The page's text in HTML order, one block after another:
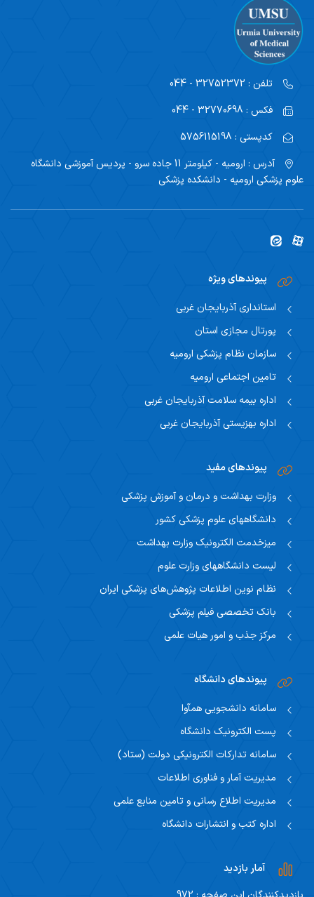
تلفن : 32752372 - 044
فکس : 32770698 - 044
کدپستی : 5756115198
آدرس :
ارومیه - کیلومتر 11 جاده سرو - پردیس آموزشی دانشگاه
علوم پزشکی ارومیه - دانشکده پزشکی
پیوندهای ویژه
استانداری آذربایجان غربی
پورتال مجازی استان
سازمان نظام پزشکی ارومیه
تامین اجتماعی ارومیه
اداره بیمه سلامت آذربایجان غربی
اداره بهزیستی آذربایجان غربی
پیوندهای مفید
وزارت بهداشت و درمان و آموزش پزشکی
دانشگاههای علوم پزشکی کشور
میزخدمت الکترونیک وزارت بهداشت
لیست دانشگاههای وزارت علوم
نظام نوین اطلاعات پژوهش‌های پزشکی ایران
بانک تخصصی فیلم پزشکی
مرکز جذب و امور هیات علمی
پیوندهای دانشگاه
سامانه دانشجویی همآوا
پست الکترونیک دانشگاه
سامانه تدارکات الکترونیکی دولت (ستاد)
مدیریت آمار و فناوری اطلاعات
مدیریت اطلاع رسانی و تامین منابع علمی
اداره کتب و انتشارات دانشگاه
آمار بازدید